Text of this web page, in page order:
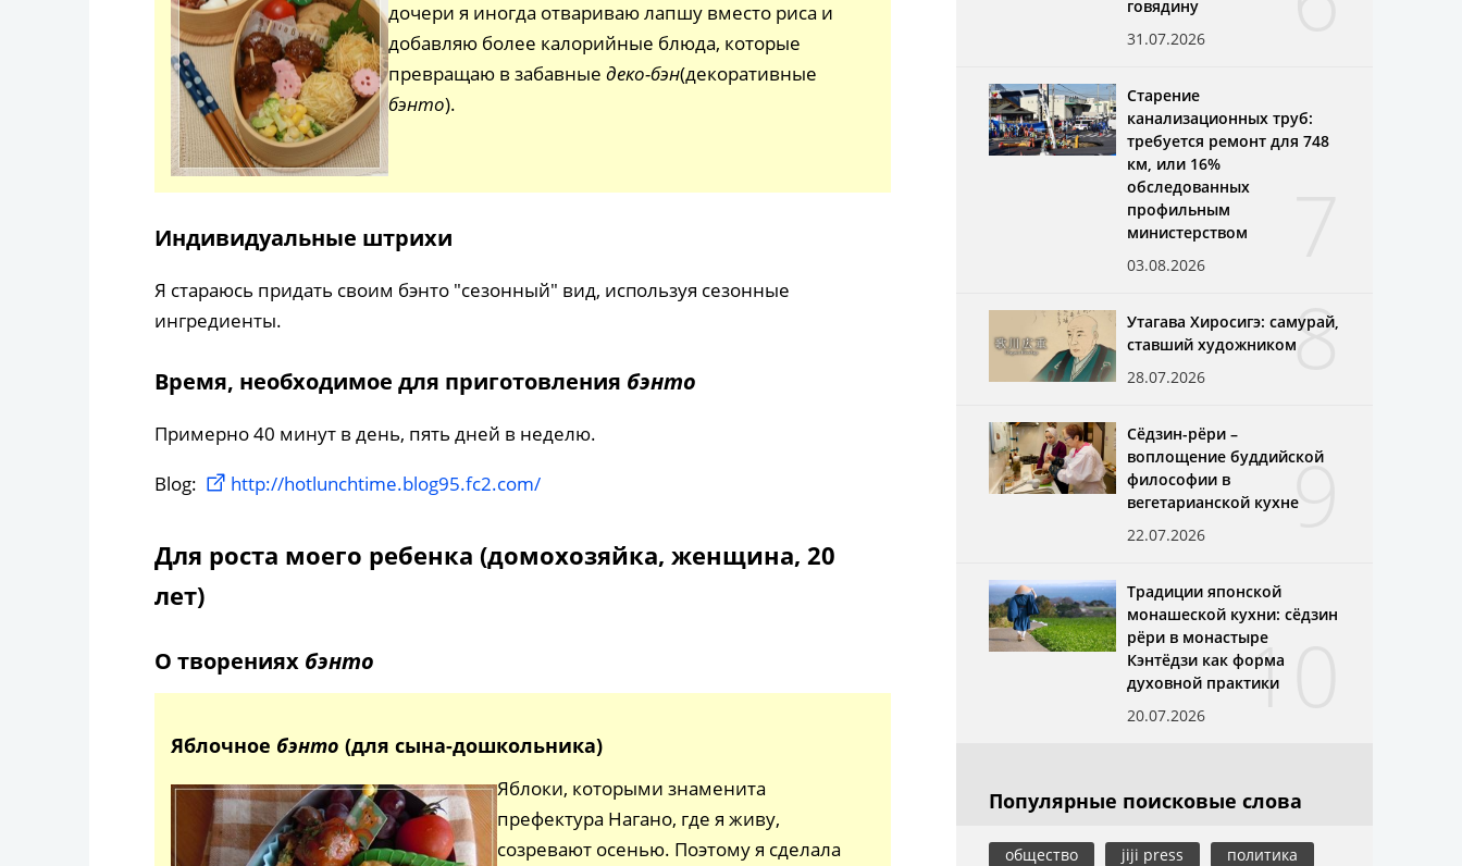
дочери я иногда отвариваю лапшу вместо риса и
добавляю более калорийные блюда, которые
превращаю в забавные деко-бэн(декоративные
бэнто).
Индивидуальные штрихи
Я стараюсь придать своим бэнто "сезонный" вид, используя сезонные
ингредиенты.
Время, необходимое для приготовления бэнто
Примерно 40 минут в день, пять дней в неделю.
Blog:
http://hotlunchtime.blog95.fc2.com/
Для роста моего ребенка (домохозяйка, женщина, 20
лет)
О творениях бэнто
Яблочное бэнто (для сына-дошкольника)
Яблоки, которыми знаменита
префектура Нагано, где я живу,
созревают осенью. Поэтому я сделала
говядину
31.07.2026
Старение
канализационных труб:
требуется ремонт для 748
км, или 16%
обследованных
профильным
министерством
03.08.2026
8
Утагава Хиросигэ: самурай,
ставший художником
28.07.2026
9
Сёдзин-рёри –
воплощение буддийской
философии в
вегетарианской кухне
22.07.2026
10
Традиции японской
монашеской кухни: сёдзин
рёри в монастыре
Кэнтёдзи как форма
духовной практики
20.07.2026
Популярные поисковые слова
общество jiji press
политика